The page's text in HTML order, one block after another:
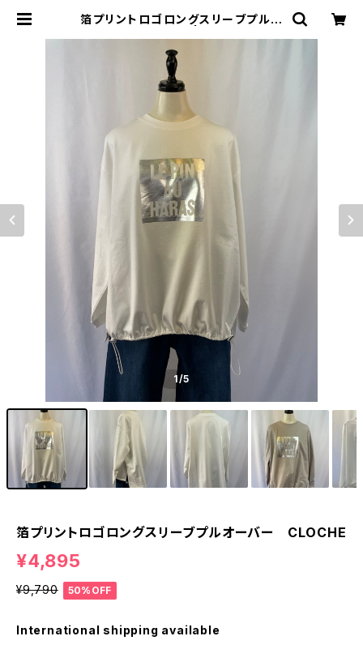
箔プリントロゴロングスリーブプルオ
1/5
箔プリントロゴロングスリーブプルオーバー CLOCHE
¥4,895
¥9,790 50%OFF
International shipping available